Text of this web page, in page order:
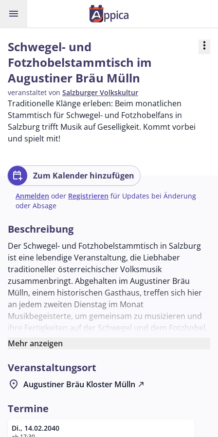
menu
Schwegel- und
Fotzhobelstammtisch im
Augustiner Bräu Mülln
veranstaltet von Salzburger Volkskultur
more_vert
Traditionelle Klänge erleben: Beim monatlichen
Stammtisch für Schwegel- und Fotzhobelfans in
Salzburg trifft Musik auf Geselligkeit. Kommt vorbei
und spielt mit!
calendar_add_on Zum Kalender hinzufügen
Anmelden oder Registrieren für Updates bei Änderung
oder Absage
Beschreibung
Der Schwegel- und Fotzhobelstammtisch in Salzburg
ist eine lebendige Veranstaltung, die Liebhaber
traditioneller österreichischer Volksmusik
zusammenbringt. Abgehalten im Augustiner Bräu
Mülln, einem historischen Gasthaus, treffen sich hier
an jedem zweiten Dienstag im Monat
Musikbegeisterte, um gemeinsam zu musizieren und
ihre Fertigkeiten auf der Schwegel und dem Fotzhobel,
zwei traditionellen Musikinstrumenten, zu verfeinern.
Volksmusik weit verbreitet ist, während der Fotzhobel,
auch bekannt als Mundharmonika, ein beliebtes
Instrument in der alpenländischen Musik darstellt. Der
Atmosphäre, in der Teilnehmende aller
Erfahrungsstufen willkommen sind. Hier können sie
Mehr anzeigen
Veranstaltungsort
location_on Augustiner Bräu Kloster Mülln north_east
Termine
Di., 14.02.2040